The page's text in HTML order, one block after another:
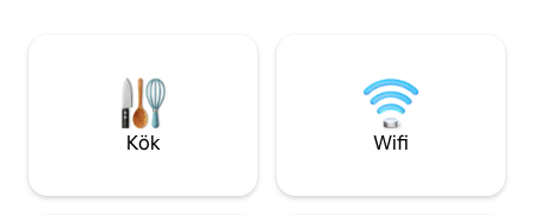
återförenas med nära och kära är
Mahakaruna villa den perfekta flykten!
en lång vandring
komma bort från
Kök Wifi